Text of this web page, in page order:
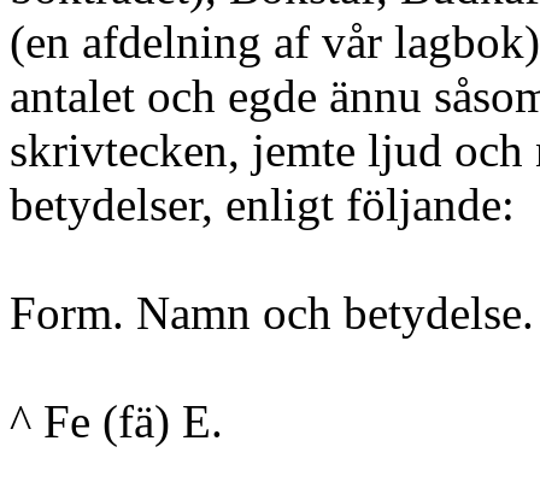
(en afdelning af vår
antalet och egde ännu
skrivtecken, jemte ljud
betydelser, enligt följande:
Form. Namn och
^ Fe (fä) E.